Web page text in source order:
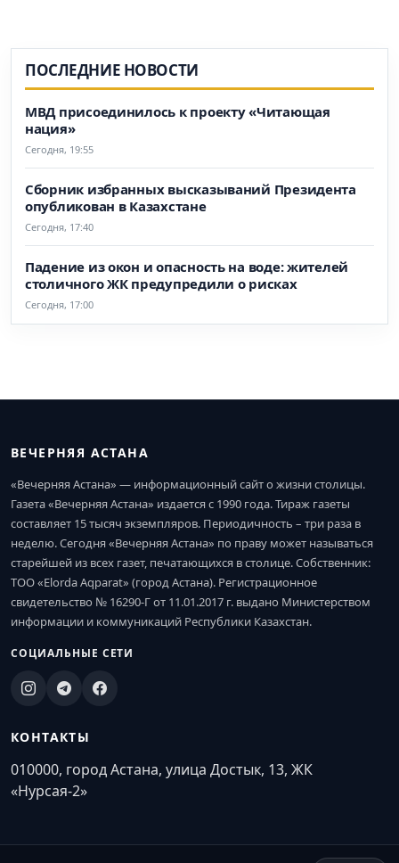
ПОСЛЕДНИЕ НОВОСТИ
МВД присоединилось к проекту «Читающая
нация»
Сегодня, 19:55
Сборник избранных высказываний Президента
опубликован в Казахстане
Сегодня, 17:40
Падение из окон и опасность на воде: жителей
столичного ЖК предупредили о рисках
Сегодня, 17:00
ВЕЧЕРНЯЯ АСТАНА
«Вечерняя Астана» — информационный сайт о жизни столицы.
Газета «Вечерняя Астана» издается с 1990 года. Тираж газеты
составляет 15 тысяч экземпляров. Периодичность – три раза в
неделю. Сегодня «Вечерняя Астана» по праву может называться
старейшей из всех газет, печатающихся в столице. Собственник:
ТОО «Elorda Aqparat» (город Астана). Регистрационное
свидетельство № 16290-Г от 11.01.2017 г. выдано Министерством
информации и коммуникаций Республики Казахстан.
СОЦИАЛЬНЫЕ СЕТИ
КОНТАКТЫ
010000, город Астана, улица Достык, 13, ЖК
«Нурсая-2»